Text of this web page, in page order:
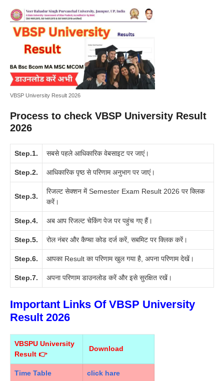
VBSP University Result 2026
Process to check VBSP University Result
2026
Step.1. सबसे पहले आधिकारिक वेबसाइट पर जाएं।
Step.2. आधिकारिक पृष्ठ से परिणाम अनुभाग पर जाएं।
Step.3.
रिजल्ट सेक्शन में Semester Exam Result 2026 पर क्लिक
करें।
Step.4. अब आप रिजल्ट चेकिंग पेज पर पहुंच गए हैं।
Step.5. रोल नंबर और कैप्चा कोड दर्ज करें, सबमिट पर क्लिक करें।
Step.6. आपका Result का परिणाम खुल गया है, अपना परिणाम देखें।
Step.7. अपना परिणाम डाउनलोड करें और इसे सुरक्षित रखें।
Important Links Of VBSP University
Result 2026
VBSPU University
Result 👉
Download
Time Table click hare